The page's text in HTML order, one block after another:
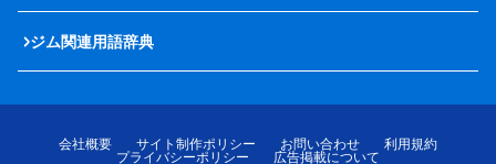
ジム関連用語辞典
会社概要 サイト制作ポリシー お問い合わせ
利用規約
プライバシーポリシー
広告掲載について